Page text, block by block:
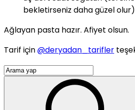
bekletirseniz daha güzel
Ağlayan pasta hazır. Afiyet olsun.
Tarif için@deryadan_tarifler